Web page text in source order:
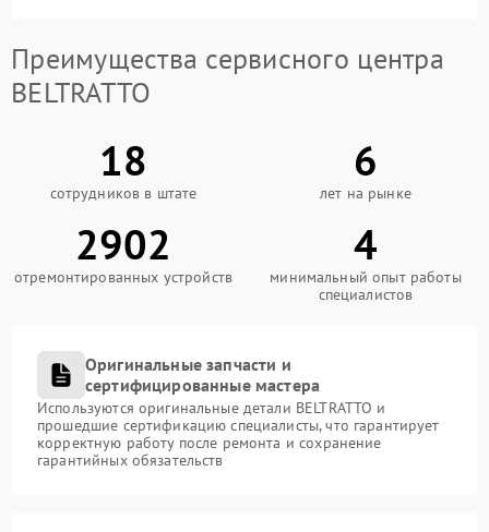
Преимущества сервисного центра
BELTRATTO
18
сотрудников в штате
6
лет на рынке
2902
отремонтированных устройств
4
минимальный опыт работы
специалистов
Оригинальные запчасти и
сертифицированные мастера
Используются оригинальные детали BELTRATTO и
прошедшие сертификацию специалисты, что гарантирует
корректную работу после ремонта и сохранение
гарантийных обязательств